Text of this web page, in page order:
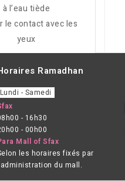
à l’eau tiède
le contact avec les
yeux
Ramadhan
Lundi - Samedi
- 16h30
- 00h00
Mall of Sfax
les horaires fixés par
du mall.